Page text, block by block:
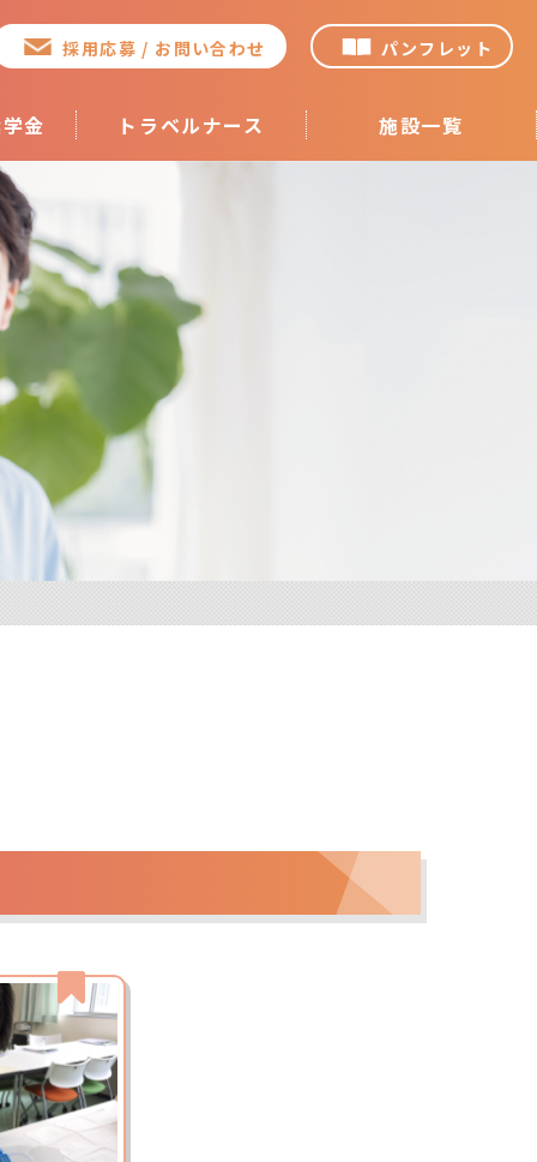
採用応募 / お問い合わせ パンフレット
金 トラベルナース 施設一覧